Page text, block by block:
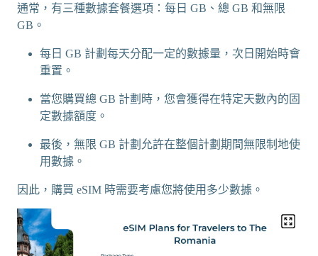
通常，有三種數據套餐選項：每日 GB、總 GB 和無限
GB。
每日 GB 計劃每天分配一定的數據量，次日開始時會
重置。
當您購買總 GB 計劃時，您會獲得在特定天數內的固
定數據額度。
最後，無限 GB 計劃允許在整個計劃期間無限制地使
用數據。
因此，購買 eSIM 時需要考慮您將使用多少數據。